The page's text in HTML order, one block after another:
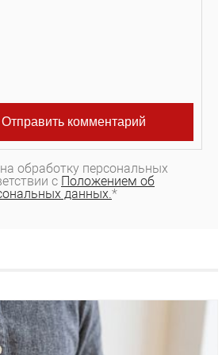
обработку персональных
с Положением об
данных.*